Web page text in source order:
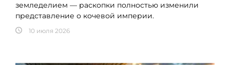
земледелием — раскопки полностью изменили
представление о кочевой империи.
10 июля 2026